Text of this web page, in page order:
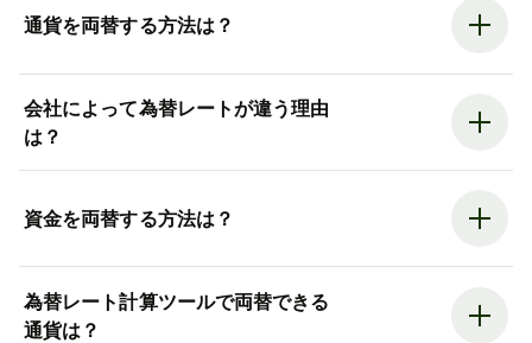
通貨を両替する方法は？
会社によって為替レートが違う理由
は？
資金を両替する方法は？
為替レート計算ツールで両替できる
通貨は？